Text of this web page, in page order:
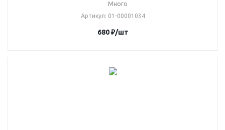
Много
Артикул: 01-00001034
680₽/шт